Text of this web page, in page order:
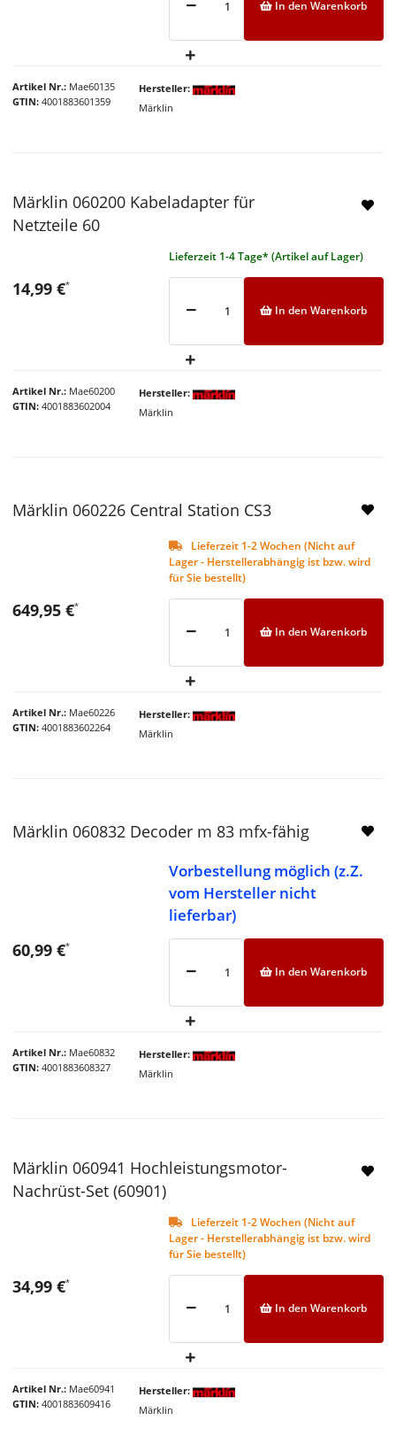
Artikel Nr. Mae60135
GTIN 4001883601359
Hersteller
Märklin
In den Warenkorb
Märklin 060200 Kabeladapter für
Netzteile 60
Lieferzeit 1-4 Tage* (Artikel auf Lager)
Artikel Nr. Mae60200
GTIN 4001883602004
Hersteller
Märklin
14,99 €*
In den Warenkorb
Märklin 060226 Central Station CS3
Lieferzeit 1-2 Wochen (Nicht auf
Lager - Herstellerabhängig ist bzw. wird
für Sie bestellt)
Artikel Nr. Mae60226
GTIN 4001883602264
Hersteller
Märklin
649,95 €*
In den Warenkorb
Märklin 060832 Decoder m 83 mfx-fähig
Vorbestellung möglich (z.Z.
vom Hersteller nicht
lieferbar)
Artikel Nr. Mae60832
GTIN 4001883608327
Hersteller
Märklin
60,99 €*
In den Warenkorb
Märklin 060941 Hochleistungsmotor-
Nachrüst-Set (60901)
Lieferzeit 1-2 Wochen (Nicht auf
Lager - Herstellerabhängig ist bzw. wird
für Sie bestellt)
Artikel Nr. Mae60941
GTIN 4001883609416
Hersteller
Märklin
34,99 €*
In den Warenkorb